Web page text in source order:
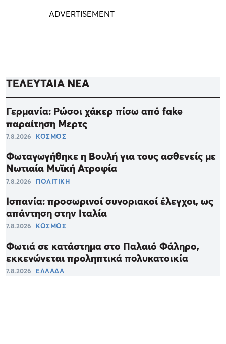
ΤΕΛΕΥΤΑΙΑ ΝΕΑ
Γερμανία: Ρώσοι χάκερ πίσω από fake
παραίτηση Μερτς
7.8.2026 ΚΟΣΜΟΣ
Φωταγωγήθηκε η Βουλή για τους ασθενείς με
Νωτιαία Μυϊκή Ατροφία
7.8.2026 ΠΟΛΙΤΙΚΗ
Ισπανία: προσωρινοί συνοριακοί έλεγχοι, ως
απάντηση στην Ιταλία
7.8.2026 ΚΟΣΜΟΣ
Φωτιά σε κατάστημα στο Παλαιό Φάληρο,
εκκενώνεται προληπτικά πολυκατοικία
7.8.2026 ΕΛΛΑΔΑ